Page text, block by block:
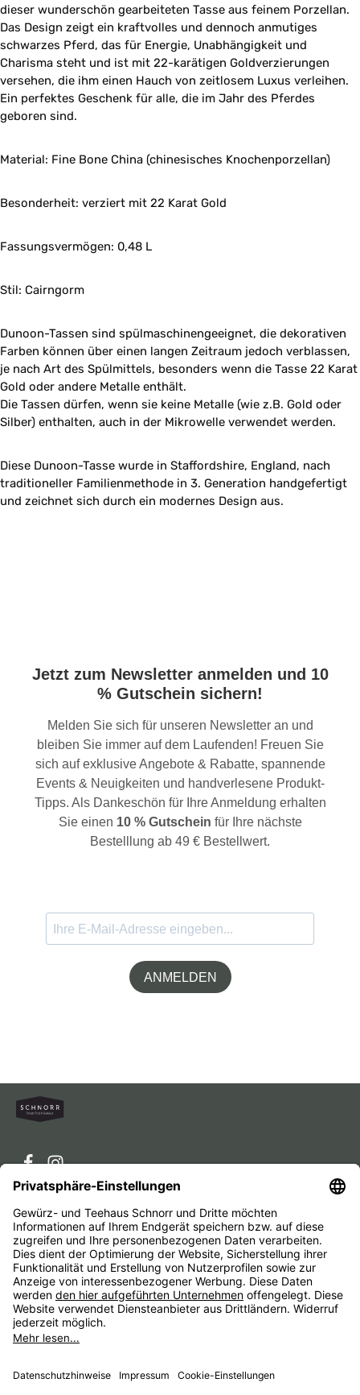
dieser wunderschön gearbeiteten Tasse aus feinem Porzellan.
Das Design zeigt ein kraftvolles und dennoch anmutiges
schwarzes Pferd, das für Energie, Unabhängigkeit und
Charisma steht und ist mit 22-karätigen Goldverzierungen
versehen, die ihm einen Hauch von zeitlosem Luxus verleihen.
Ein perfektes Geschenk für alle, die im Jahr des Pferdes
geboren sind.
Material: Fine Bone China (chinesisches Knochenporzellan)
Besonderheit: verziert mit 22 Karat Gold
Fassungsvermögen: 0,48 L
Stil: Cairngorm
Dunoon-Tassen sind spülmaschinengeeignet, die dekorativen
Farben können über einen langen Zeitraum jedoch verblassen,
je nach Art des Spülmittels, besonders wenn die Tasse 22 Karat
Gold oder andere Metalle enthält.
Die Tassen dürfen, wenn sie keine Metalle (wie z.B. Gold oder
Silber) enthalten, auch in der Mikrowelle verwendet werden.
Diese Dunoon-Tasse wurde in Staffordshire, England, nach
traditioneller Familienmethode in 3. Generation handgefertigt
und zeichnet sich durch ein modernes Design aus.
Jetzt zum Newsletter anmelden und 10
% Gutschein sichern!
Melden Sie sich für unseren Newsletter an und
bleiben Sie immer auf dem Laufenden! Freuen Sie
sich auf exklusive Angebote & Rabatte, spannende
Events & Neuigkeiten und handverlesene Produkt-
Tipps. Als Dankeschön für Ihre Anmeldung erhalten
Sie einen 10 % Gutschein für Ihre nächste
Bestelllung ab 49 € Bestellwert.
ANMELDEN
Service-Hotline
Service
Unternehmen
Alle Preise inkl. gesetzl. Mehrwertsteuer zzgl.
anders angegeben.